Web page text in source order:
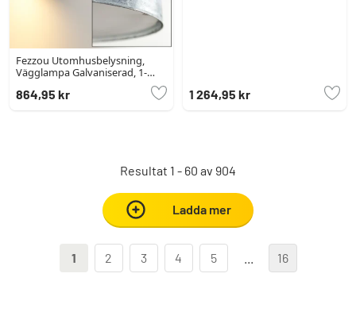
Fezzou Utomhusbelysning,
Vägglampa Galvaniserad, 1-
864,95 kr 1 264,95 kr
Resultat 1 - 60 av 904
Ladda mer
1 2 3 4 5 16